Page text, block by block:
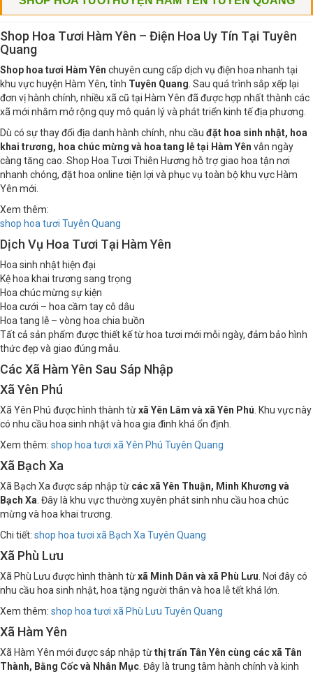
SHOP HOA TƯƠI HUYỆN HÀM YÊN TUYÊN QUANG
Shop Hoa Tươi Hàm Yên – Điện Hoa Uy Tín Tại Tuyên
Quang
Shop hoa tươi Hàm Yên
chuyên cung cấp dịch vụ điện hoa nhanh tại
khu vực huyện Hàm Yên, tỉnh Tuyên Quang. Sau quá trình sắp xếp lại
đơn vị hành chính, nhiều xã cũ tại Hàm Yên đã được hợp nhất thành các
xã mới nhằm mở rộng quy mô quản lý và phát triển kinh tế địa phương.
Dù có sự thay đổi địa danh hành chính, nhu cầu đặt hoa sinh nhật, hoa
khai trương, hoa chúc mừng và hoa tang lễ tại Hàm Yên
vẫn ngày
càng tăng cao. Shop Hoa Tươi Thiên Hương hỗ trợ giao hoa tận nơi
nhanh chóng, đặt hoa online tiện lợi và phục vụ toàn bộ khu vực Hàm
Xem thêm:
shop hoa tươi Tuyên Quang
Dịch Vụ Hoa Tươi Tại Hàm Yên
Hoa sinh nhật hiện đại
Kệ hoa khai trương sang trọng
Hoa chúc mừng sự kiện
Hoa cưới – hoa cầm tay cô dâu
Hoa tang lễ – vòng hoa chia buồn
Tất cả sản phẩm được thiết kế từ hoa tươi mới mỗi ngày, đảm bảo hình
thức đẹp và giao đúng mẫu.
Các Xã Hàm Yên Sau Sáp Nhập
Xã Yên Phú
Xã Yên Phú được hình thành từ xã Yên Lâm và xã Yên Phú
. Khu vực này
có nhu cầu hoa sinh nhật và hoa gia đình khá ổn định.
shop hoa tươi xã Yên Phú Tuyên Quang
Xã Bạch Xa
Xã Bạch Xa được sáp nhập từ
các xã Yên Thuận, Minh Khương và
Bạch Xa . Đây là khu vực thường xuyên phát sinh nhu cầu hoa chúc
mừng và hoa khai trương.
shop hoa tươi xã Bạch Xa Tuyên Quang
Xã Phù Lưu
Xã Phù Lưu được hình thành từ xã Minh Dân và xã Phù Lưu . Nơi đây có
nhu cầu hoa sinh nhật, hoa tặng người thân và hoa lễ tết khá lớn.
shop hoa tươi xã Phù Lưu Tuyên Quang
Xã Hàm Yên
Xã Hàm Yên mới được sáp nhập từ thị trấn Tân Yên cùng các xã Tân